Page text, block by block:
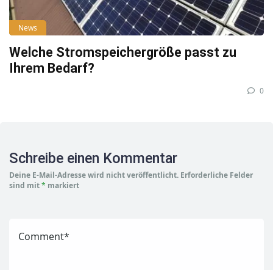
News
Welche Stromspeichergröße passt zu
Ihrem Bedarf?
0
Schreibe einen Kommentar
Deine E-Mail-Adresse wird nicht veröffentlicht. Erforderliche Felder
sind mit* markiert